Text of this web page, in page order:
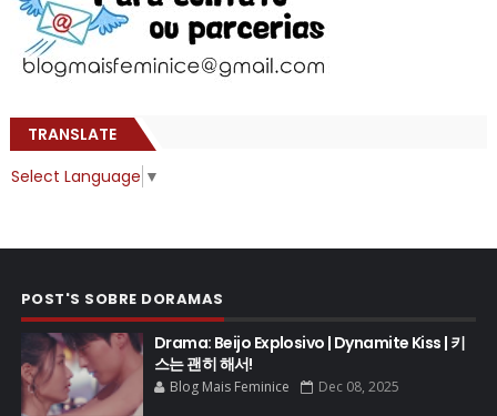
TRANSLATE
Select Language ▼
POST'S SOBRE DORAMAS
Drama: Beijo Explosivo | Dynamite Kiss | 키
스는 괜히 해서!
Blog Mais Feminice Dec 08, 2025